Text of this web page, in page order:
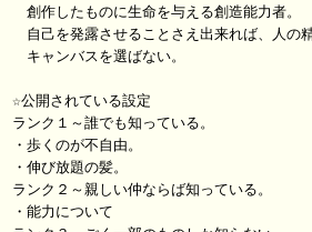
創作したものに生命を与える創造能力者。
自己を発露させることさえ出来れば、人の
キャンバスを選ばない。
☆公開されている設定
ランク１～誰でも知っている。
・歩くのが不自由。
・伸び放題の髪。
ランク２～親しい仲ならば知っている。
・能力について